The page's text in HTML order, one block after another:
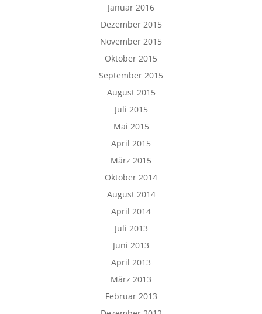
Januar 2016
Dezember 2015
November 2015
Oktober 2015
September 2015
August 2015
Juli 2015
Mai 2015
April 2015
März 2015
Oktober 2014
August 2014
April 2014
Juli 2013
Juni 2013
April 2013
März 2013
Februar 2013